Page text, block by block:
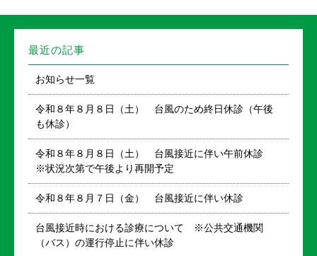
最近の記事
お知らせ一覧
令和８年８月８日（土） 台風のため終日休診（午後
も休診）
令和８年８月８日（土） 台風接近に伴い午前休診
※状況次第で午後より再開予定
令和８年８月７日（金） 台風接近に伴い休診
台風接近時における診療について ※公共交通機関
（バス）の運行停止に伴い休診